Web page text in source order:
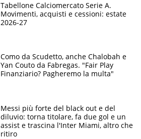
Tabellone Calciomercato Serie A.
Movimenti, acquisti e cessioni: estate
2026-27
Como da Scudetto, anche Chalobah e
Yan Couto da Fabregas. "Fair Play
Finanziario? Pagheremo la multa"
Messi più forte del black out e del
diluvio: torna titolare, fa due gol e un
assist e trascina l'Inter Miami, altro che
ritiro